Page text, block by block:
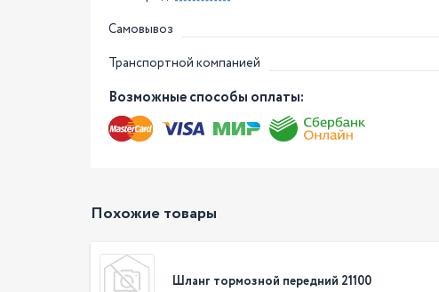
Самовывоз
Транспортной компанией
Возможные способы оплаты:
Похожие товары
Шланг тормозной передний 21100